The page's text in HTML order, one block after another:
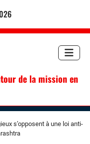
de la mission en
s’opposent à une loi anti-